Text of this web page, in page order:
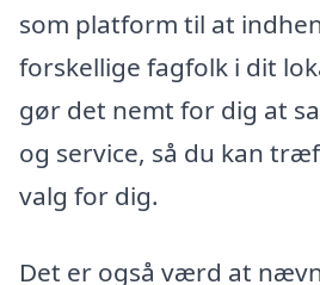
som platform til at
forskellige fagfolk i dit
gør det nemt for dig at
og service, så du kan
valg for dig.
Det er også værd at